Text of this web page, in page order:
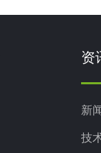
资
新
技